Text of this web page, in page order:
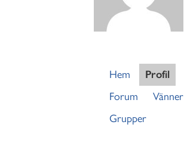
Hem Profil
Forum
Vänner
Grupper